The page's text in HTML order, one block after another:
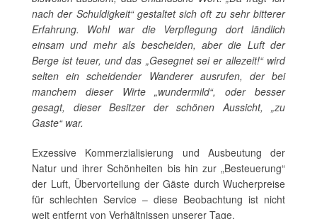
nach der Schuldigkeit“ gestaltet sich oft zu sehr bitterer
Erfahrung. Wohl war die Verpflegung dort ländlich
einsam und mehr als bescheiden, aber die Luft der
Berge ist teuer, und das „Gesegnet sei er allezeit!“ wird
selten ein scheidender Wanderer ausrufen, der bei
manchem dieser Wirte „wundermild“, oder besser
gesagt, dieser Besitzer der schönen Aussicht, „zu
Gaste“ war.
Exzessive Kommerzialisierung und Ausbeutung der
Natur und ihrer Schönheiten bis hin zur „Besteuerung“
der Luft, Übervorteilung der Gäste durch Wucherpreise
für schlechten Service – diese Beobachtung ist nicht
weit entfernt von Verhältnissen unserer Tage.